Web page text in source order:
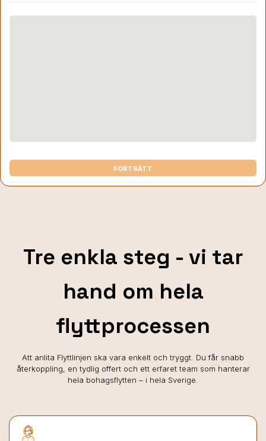
FORTSÄTT
Tre enkla steg - vi tar
hand om hela
flyttprocessen
Att anlita Flyttlinjen ska vara enkelt och tryggt. Du får snabb
återkoppling, en tydlig offert och ett erfaret team som hanterar
hela bohagsflytten – i hela Sverige.